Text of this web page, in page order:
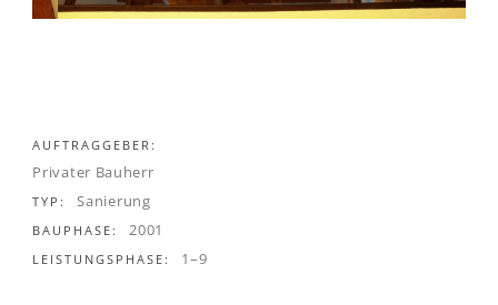
AUFTRAGGEBER:
Privater Bauherr
TYP: Sanierung
BAUPHASE: 2001
LEISTUNGSPHASE: 1–9